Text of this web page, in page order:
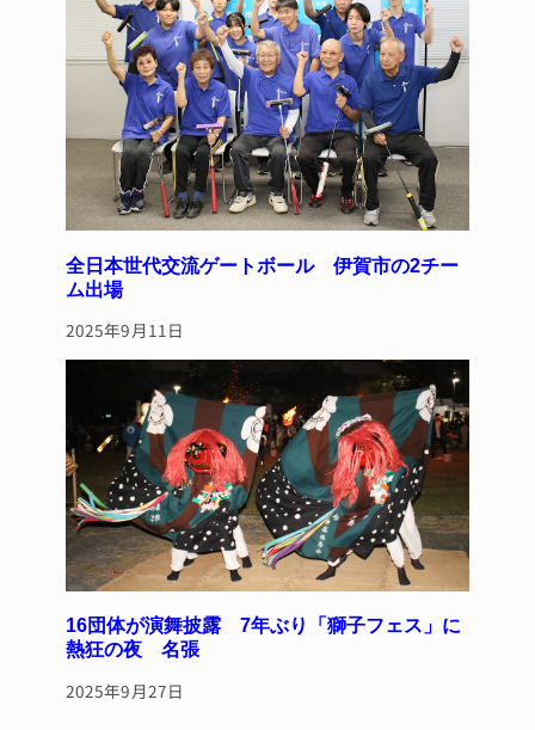
全日本世代交流ゲートボール 伊賀市の2チー
ム出場
2025年9月11日
16団体が演舞披露 7年ぶり「獅子フェス」に
熱狂の夜 名張
2025年9月27日